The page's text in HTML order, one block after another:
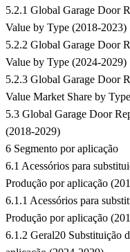
5.2.1 Global Garage Door
Value by Type (2018-2023)
5.2.2 Global Garage Door
Value by Type (2024-2029)
5.2.3 Global Garage Door
Value Market Share by
5.3 Global Garage Door
(2018-2029)
6 Segmento por aplicação
6.1 Acessórios para
Produção por aplicação
6.1.1 Acessórios para
Produção por aplicação
6.1.2 Geral20 Substituição